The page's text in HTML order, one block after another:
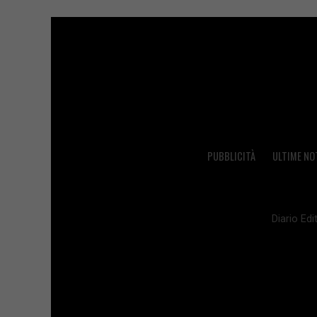
PUBBLICITÀ ULTIME
Diario